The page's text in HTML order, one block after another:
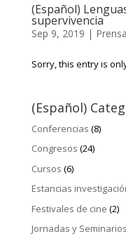
(Español)
supervivencia
Sep 9, 2019 | Prensa
Sorry, this entry is
(Español)
Conferencias (8)
Congresos (24)
Cursos (6)
Estancias
Festivales de cine (2)
Jornadas y Seminarios